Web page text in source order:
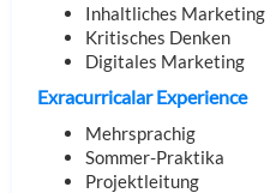
Inhaltliches Marketing
Kritisches Denken
Digitales Marketing
Exracurricalar Experience
Mehrsprachig
Sommer-Praktika
Projektleitung